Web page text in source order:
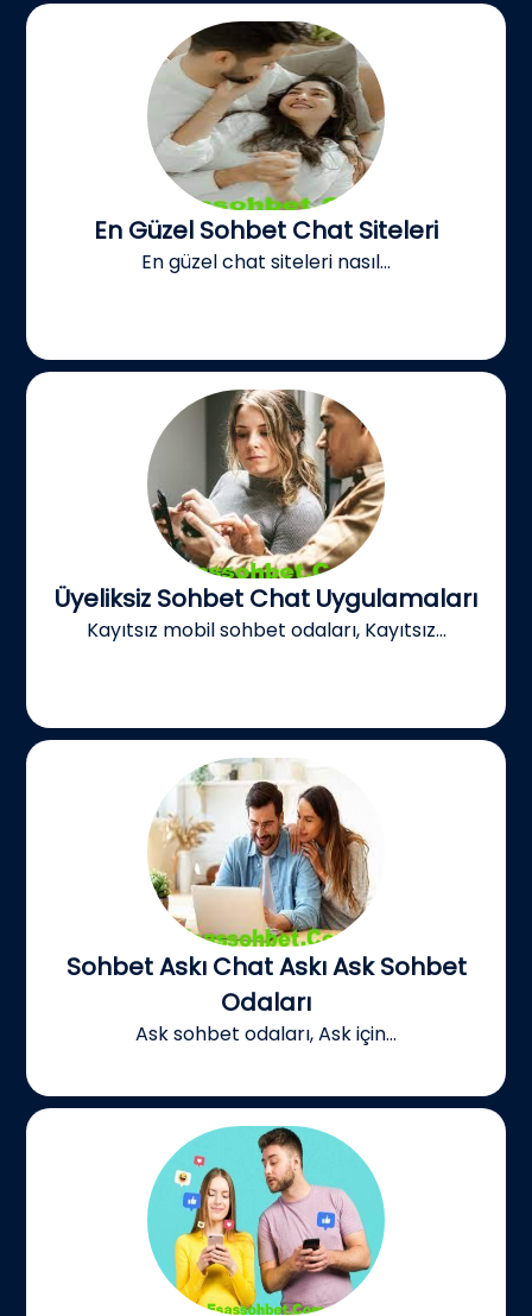
En Güzel Sohbet Chat Siteleri
En güzel chat siteleri nasıl...
Üyeliksiz Sohbet Chat Uygulamaları
Kayıtsız mobil sohbet odaları, Kayıtsız...
Sohbet Askı Chat Askı Ask Sohbet
Odaları
Ask sohbet odaları, Ask için...